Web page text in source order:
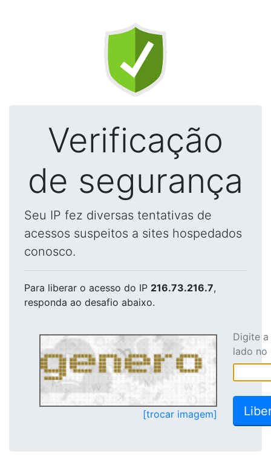
Verificação
de segurança
Seu IP fez diversas tentativas de
acessos suspeitos a sites hospedados
conosco.
Para liberar o acesso do IP 216.73.216.7,
responda ao desafio abaixo.
[trocar imagem]
Digite
lado no